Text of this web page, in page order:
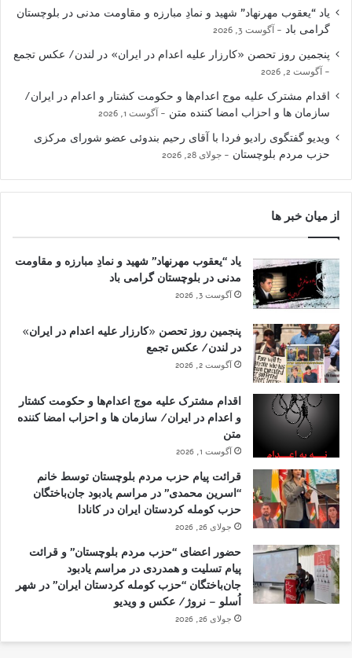
یاد “یعقوب مهرنهاد” شهید و نمادِ مبارزه و مقاومت مدنی در بلوچستان
گرامی باد
آگوست 3, 2026
پنجمین روز تحصن «کارزار علیه اعدام در ایران» در لندن/ عکس تجمع
آگوست 2, 2026
اقدام مشترک علیه موج اعدام‌ها و حکومت کشتار و اعدام در ایران/
سازمان ها و احزاب امضا کننده متن
آگوست 1, 2026
ویدیو گفتگوی رادیو فردا با آقای رحیم بندوئی عضو شورای مرکزی
حزب مردم بلوچستان
جولای 28, 2026
از میان خبر ها
یاد “یعقوب مهرنهاد” شهید و نمادِ مبارزه و مقاومت
مدنی در بلوچستان گرامی باد
آگوست 3, 2026
پنجمین روز تحصن «کارزار علیه اعدام در ایران»
در لندن/ عکس تجمع
آگوست 2, 2026
اقدام مشترک علیه موج اعدام‌ها و حکومت کشتار
و اعدام در ایران/ سازمان ها و احزاب امضا کننده
متن
آگوست 1, 2026
قرائت پیام حزب مردم بلوچستان توسط خانم
“اسرین محمدی” در مراسم یادبود جان‌باختگان
حزب کومله کردستان ایران در کانادا
جولای 26, 2026
حضور اعضای “حزب مردم بلوچستان” و قرائت
پیام تسلیت و همدردی در مراسم یادبود
جان‌باختگان “حزب کومله کردستان ایران” در شهر
اُسلو – نروژ/ عکس و ویدیو
جولای 26, 2026